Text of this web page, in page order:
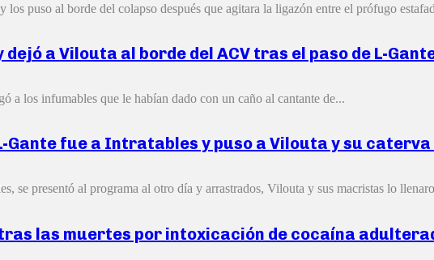
puso al borde del colapso después que agitara la ligazón entre el prófugo
a Vilouta al borde del ACV tras el paso de L-
a los infumables que le habían dado con un caño al cantante de...
fue a Intratables y puso a Vilouta y su caterva
se presentó al programa al otro día y arrastrados, Vilouta y sus macristas lo
las muertes por intoxicación de cocaína